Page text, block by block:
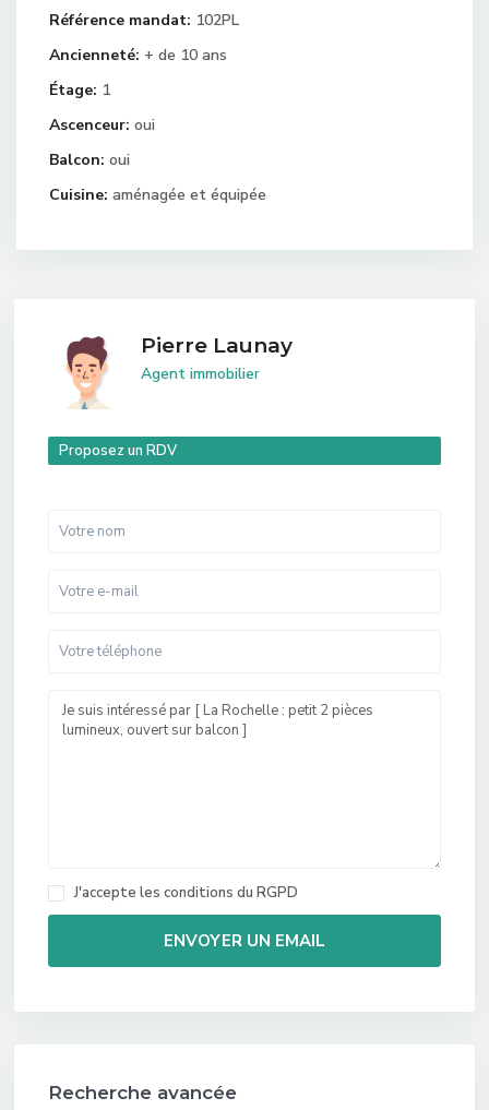
Référence mandat: 102PL
Ancienneté: + de 10 ans
Étage: 1
Ascenceur: oui
Balcon: oui
Cuisine: aménagée et équipée
Pierre Launay
Agent immobilier
Proposez un RDV
J'accepte les conditions du RGPD
Recherche avancée